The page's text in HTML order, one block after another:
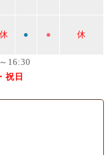
休 ● ● 休
16:30
祝日